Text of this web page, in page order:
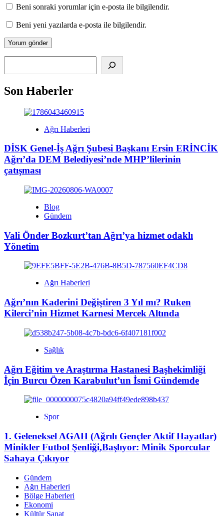
Beni sonraki yorumlar için e-posta ile bilgilendir.
Beni yeni yazılarda e-posta ile bilgilendir.
Son Haberler
Ağrı Haberleri
DİSK Genel-İş Ağrı Şubesi Başkanı Ersin ERİNCİK
Ağrı’da DEM Belediyesi’nde MHP’lilerinin
çatışması
Blog
Gündem
Vali Önder Bozkurt’tan Ağrı’ya hizmet odaklı
Yönetim
Ağrı Haberleri
Ağrı’nın Kaderini Değiştiren 3 Yıl mı? Ruken
Kilerci’nin Hizmet Karnesi Mercek Altında
Sağlık
Ağrı Eğitim ve Araştırma Hastanesi Başhekimliği
İçin Burcu Özen Karabulut’un İsmi Gündemde
Spor
1. Geleneksel AGAH (Ağrılı Gençler Aktif Hayatlar)
Minikler Futbol Şenliği,Başlıyor: Minik Sporcular
Sahaya Çıkıyor
Gündem
Ağrı Haberleri
Bölge Haberleri
Ekonomi
Kültür Sanat